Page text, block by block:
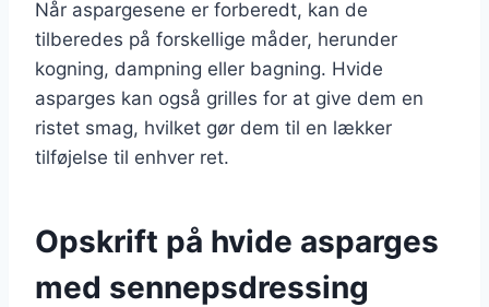
Når aspargesene er forberedt, kan de
tilberedes på forskellige måder, herunder
kogning, dampning eller bagning. Hvide
asparges kan også grilles for at give dem en
ristet smag, hvilket gør dem til en lækker
tilføjelse til enhver ret.
Opskrift på hvide asparges
med sennepsdressing